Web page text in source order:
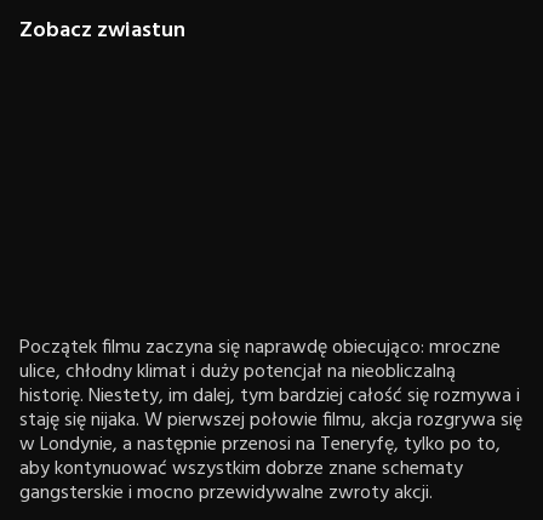
Zobacz zwiastun
Początek filmu zaczyna się naprawdę obiecująco: mroczne
ulice, chłodny klimat i duży potencjał na nieobliczalną
historię. Niestety, im dalej, tym bardziej całość się rozmywa i
staję się nijaka. W pierwszej połowie filmu, akcja rozgrywa się
w Londynie, a następnie przenosi na Teneryfę, tylko po to,
aby kontynuować wszystkim dobrze znane schematy
gangsterskie i mocno przewidywalne zwroty akcji.